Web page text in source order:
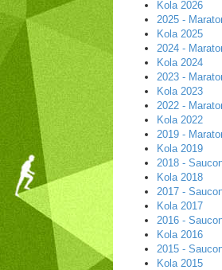
Kola 2026
2025 -
Kola 2025
2024 -
Kola 2024
2023 -
Kola 2023
2022 -
Kola 2022
2019 -
Kola 2019
2018 -
Kola 2018
2017 -
Kola 2017
2016 -
Kola 2016
2015 -
Kola 2015